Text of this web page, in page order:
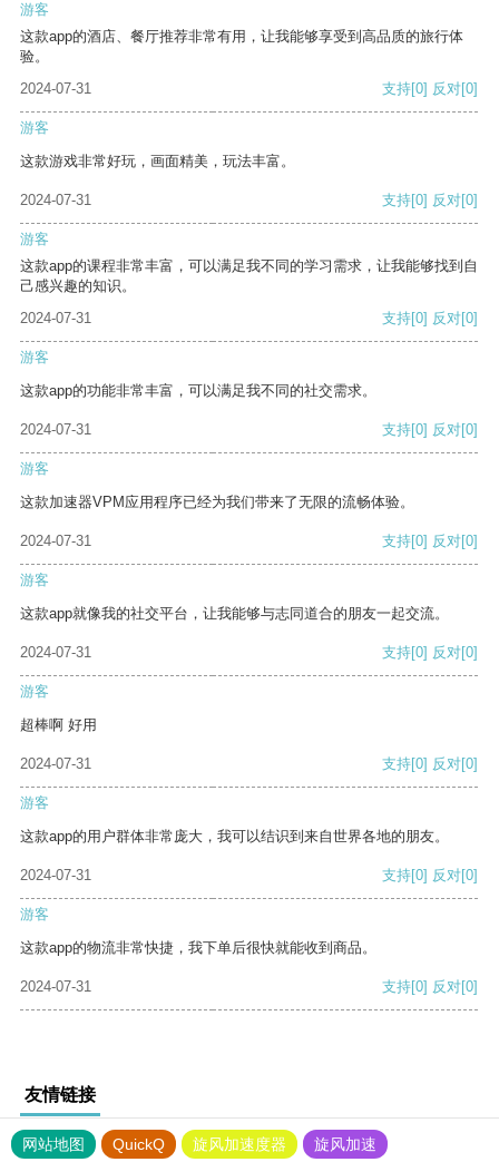
游客
这款app的酒店、餐厅推荐非常有用，让我能够享受到高品质的旅行体
验。
2024-07-31
支持[0] 反对[0]
游客
这款游戏非常好玩，画面精美，玩法丰富。
2024-07-31 支持[0] 反对[0]
游客
这款app的课程非常丰富，可以满足我不同的学习需求，让我能够找到自
己感兴趣的知识。
2024-07-31
支持[0] 反对[0]
游客
这款app的功能非常丰富，可以满足我不同的社交需求。
2024-07-31 支持[0] 反对[0]
游客
这款加速器VPM应用程序已经为我们带来了无限的流畅体验。
2024-07-31 支持[0] 反对[0]
游客
这款app就像我的社交平台，让我能够与志同道合的朋友一起交流。
2024-07-31 支持[0] 反对[0]
游客
超棒啊 好用
2024-07-31 支持[0] 反对[0]
游客
这款app的用户群体非常庞大，我可以结识到来自世界各地的朋友。
2024-07-31 支持[0] 反对[0]
游客
这款app的物流非常快捷，我下单后很快就能收到商品。
2024-07-31 支持[0] 反对[0]
友情链接
网站地图 QuickQ 旋风加速度器
旋风加速